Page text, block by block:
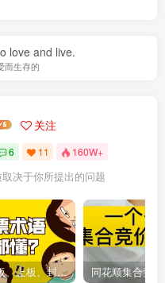
love and live.
而生存的
关注
6 11 160W+
决于你所提出的问题
股票打板、上板、封板、翘板、炸板是什么意思？炒股你必须懂的暗语！